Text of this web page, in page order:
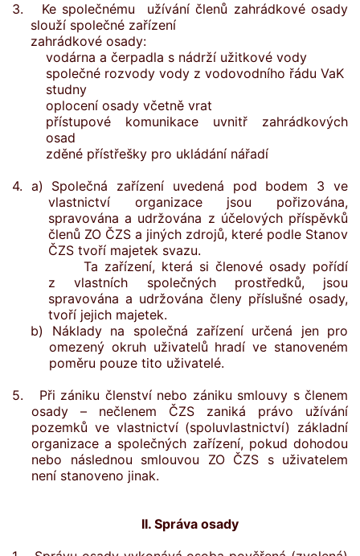
3. Ke společnému užívání členů zahrádkové osady
slouží společné zařízení
zahrádkové osady:
vodárna a čerpadla s nádrží užitkové vody
společné rozvody vody z vodovodního řádu VaK
studny
oplocení osady včetně vrat
přístupové komunikace uvnitř zahrádkových
osad
zděné přístřešky pro ukládání nářadí
4. a) Společná zařízení uvedená pod bodem 3 ve
vlastnictví organizace jsou pořizována,
spravována a udržována z účelových příspěvků
členů ZO ČZS a jiných zdrojů, které podle Stanov
ČZS tvoří majetek svazu.
Ta zařízení, která si členové osady pořídí
z vlastních společných prostředků, jsou
spravována a udržována členy příslušné osady,
tvoří jejich majetek.
b) Náklady na společná zařízení určená jen pro
omezený okruh uživatelů hradí ve stanoveném
poměru pouze tito uživatelé.
5. Při zániku členství nebo zániku smlouvy s členem
osady – nečlenem ČZS zaniká právo užívání
pozemků ve vlastnictví (spoluvlastnictví) základní
organizace a společných zařízení, pokud dohodou
nebo následnou smlouvou ZO ČZS s uživatelem
není stanoveno jinak.
II. Správa osady